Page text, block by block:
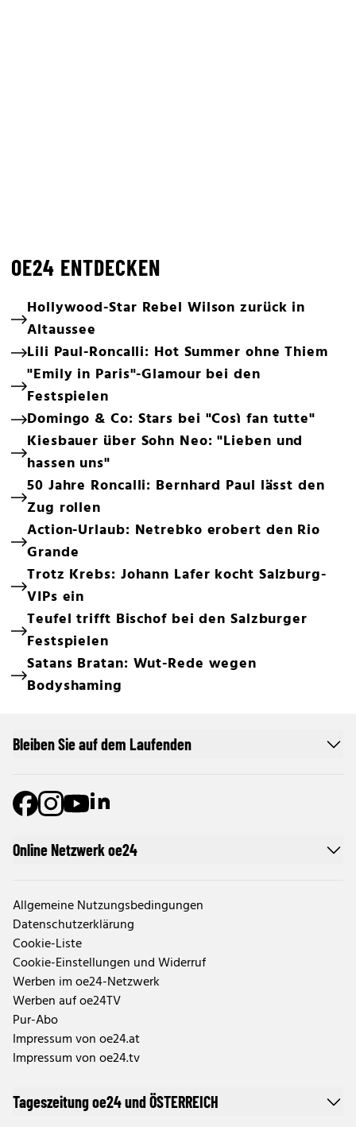
OE24 ENTDECKEN
Hollywood-Star Rebel Wilson zurück in
Altaussee
Lili Paul-Roncalli: Hot Summer ohne Thiem
"Emily in Paris"-Glamour bei den
Festspielen
Domingo & Co: Stars bei "Così fan tutte"
Kiesbauer über Sohn Neo: "Lieben und
hassen uns"
50 Jahre Roncalli: Bernhard Paul lässt den
Zug rollen
Action-Urlaub: Netrebko erobert den Rio
Grande
Trotz Krebs: Johann Lafer kocht Salzburg-
VIPs ein
Teufel trifft Bischof bei den Salzburger
Festspielen
Satans Bratan: Wut-Rede wegen
Bodyshaming
Online Netzwerk oe24
Allgemeine Nutzungsbedingungen
Datenschutzerklärung
Cookie-Liste
Cookie-Einstellungen und Widerruf
Werben im oe24-Netzwerk
Werben auf oe24TV
Pur-Abo
Impressum von oe24.at
Impressum von oe24.tv
Tageszeitung oe24 und ÖSTERREICH
Bleiben Sie auf dem Laufenden